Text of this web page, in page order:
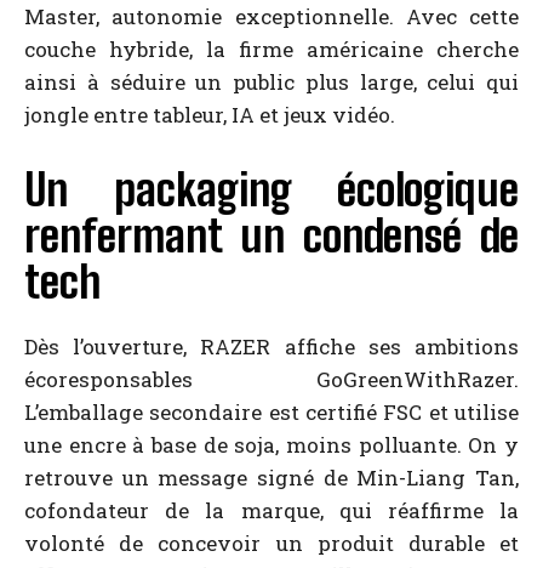
Master, autonomie exceptionnelle. Avec cette
couche hybride, la firme américaine cherche
ainsi à séduire un public plus large, celui qui
jongle entre tableur, IA et jeux vidéo.
Un packaging écologique
renfermant un condensé de
tech
Dès l’ouverture, RAZER affiche ses ambitions
écoresponsables GoGreenWithRazer.
L’emballage secondaire est certifié FSC et utilise
une encre à base de soja, moins polluante. On y
retrouve un message signé de Min-Liang Tan,
cofondateur de la marque, qui réaffirme la
volonté de concevoir un produit durable et